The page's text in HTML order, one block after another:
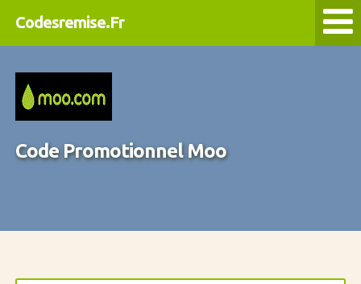
Codesremise.Fr
Code Promotionnel Moo